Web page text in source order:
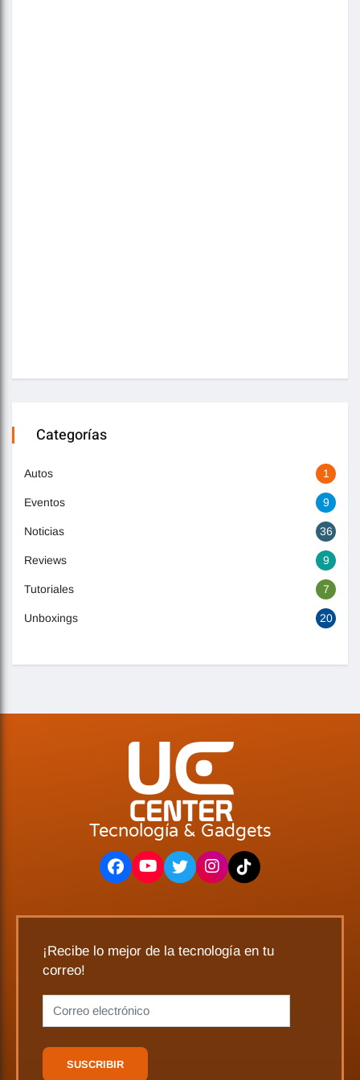
Categorías
Autos 1
Eventos 9
Noticias 36
Reviews 9
Tutoriales 7
Unboxings 20
Tecnología & Gadgets
¡Recibe lo mejor de la tecnología en tu
correo!